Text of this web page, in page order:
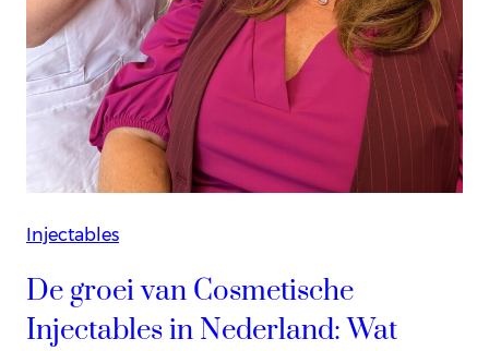
Injectables
De groei van Cosmetische
Injectables in Nederland: Wat